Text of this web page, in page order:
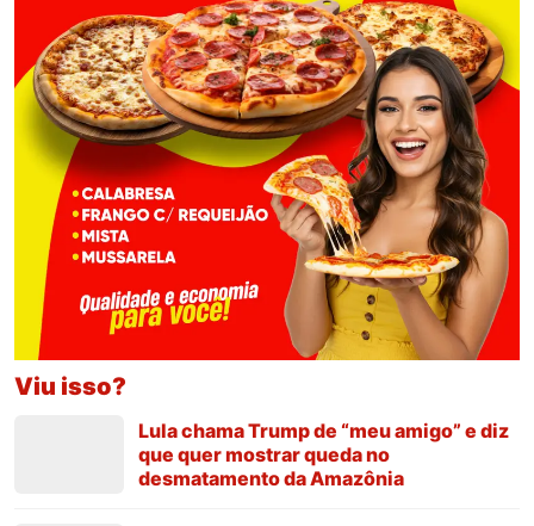
Viu isso?
Lula chama Trump de “meu amigo” e diz
que quer mostrar queda no
desmatamento da Amazônia